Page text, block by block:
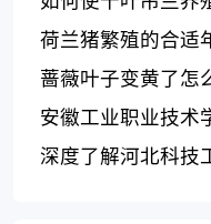
荷兰猪繁殖的合适
蔷薇叶子变黄了怎
安徽工业职业技术
深度了解河北科技